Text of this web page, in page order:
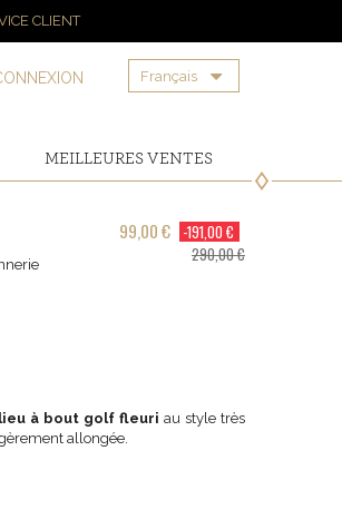
CLIENT
Français
MEILLEURES VENTES
99,00 €
-191,00 €
290,00 €
à bout golf fleuri au style très
allongée.